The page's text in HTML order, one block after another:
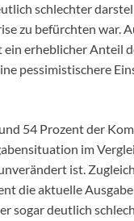
schlechter
zu befürchten war.
ein erheblicher Anteil
pessimistischere
54 Prozent der
im
ist.
die aktuelle
sogar deutlich